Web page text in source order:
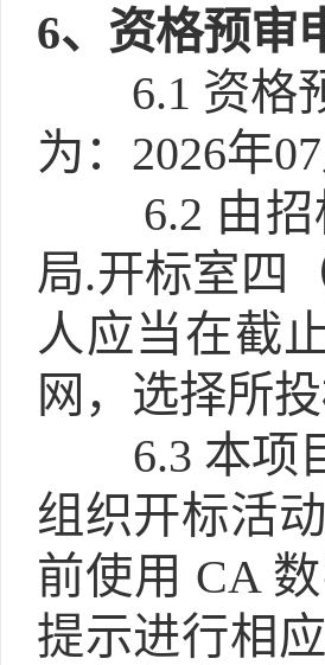
6、资格预审
6.1 资格
为：2026年
6.2 由
局.开标室四
人应当在截
网，选择所
6.3 本项
组织开标活
前使用 CA
提示进行相